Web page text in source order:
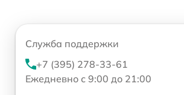
Служба поддержки
+7 (395) 278-33-61
Ежедневно с 9:00 до 21:00